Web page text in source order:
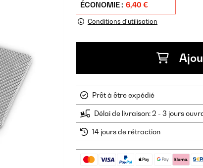
ÉCONOMIE : 6,40 €
Conditions d'utilisation
Prêt à être expédié
Délai de livraison: 2 - 3 jours
14 jours de rétraction